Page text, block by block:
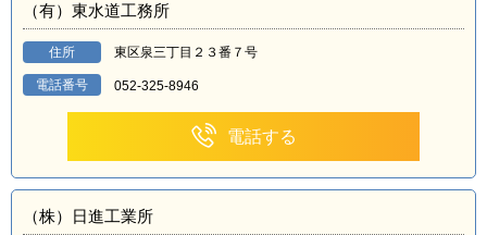
（有）東水道工務所
住所 東区泉三丁目２３番７号
電話番号 052-325-8946
電話する
（株）日進工業所